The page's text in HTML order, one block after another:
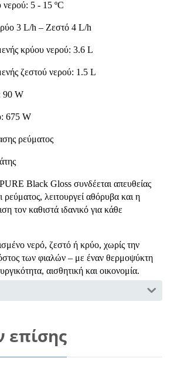
5 - 15 ºC
3 L/h – Ζεστό 4 L/h
κρύου νερού: 3.6 L
ζεστού νερού: 1.5 L
90 W
675 W
ρεύματος
Black Gloss συνδέεται απευθείας
ρεύματος, λειτουργεί αθόρυβα και η
τον καθιστά ιδανικό για κάθε
νερό, ζεστό ή κρύο, χωρίς την
των φιαλών – με έναν θερμοψύκτη
αισθητική και οικονομία.
επίσης